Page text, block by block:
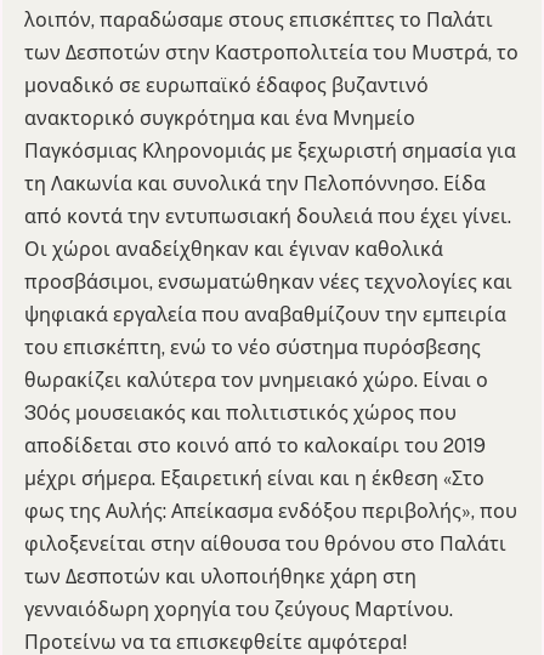
λοιπόν, παραδώσαμε στους επισκέπτες το Παλάτι
των Δεσποτών στην Καστροπολιτεία του Μυστρά, το
μοναδικό σε ευρωπαϊκό έδαφος βυζαντινό
ανακτορικό συγκρότημα και ένα Μνημείο
Παγκόσμιας Κληρονομιάς με ξεχωριστή σημασία για
τη Λακωνία και συνολικά την Πελοπόννησο. Είδα
από κοντά την εντυπωσιακή δουλειά που έχει γίνει.
Οι χώροι αναδείχθηκαν και έγιναν καθολικά
προσβάσιμοι, ενσωματώθηκαν νέες τεχνολογίες και
ψηφιακά εργαλεία που αναβαθμίζουν την εμπειρία
του επισκέπτη, ενώ το νέο σύστημα πυρόσβεσης
θωρακίζει καλύτερα τον μνημειακό χώρο. Είναι ο
30ός μουσειακός και πολιτιστικός χώρος που
αποδίδεται στο κοινό από το καλοκαίρι του 2019
μέχρι σήμερα. Εξαιρετική είναι και η έκθεση «Στο
φως της Αυλής: Απείκασμα ενδόξου περιβολής», που
φιλοξενείται στην αίθουσα του θρόνου στο Παλάτι
των Δεσποτών και υλοποιήθηκε χάρη στη
γενναιόδωρη χορηγία του ζεύγους Μαρτίνου.
Προτείνω να τα επισκεφθείτε αμφότερα!